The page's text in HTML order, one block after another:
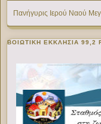
Πανήγυρις Ιερού Ναού
ΒΟΙΩΤΙΚΉ ΕΚΚΛΗΣΊΑ 99,2